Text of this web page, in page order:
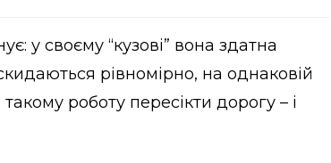
у своєму “кузові” вона здатна
рівномірно, на однаковій
роботу пересікти дорогу – і